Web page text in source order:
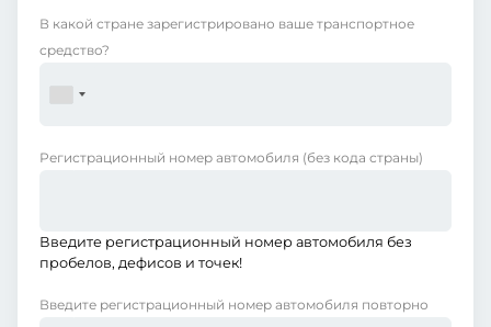
В какой стране зарегистрировано ваше транспортное
средство?
Регистрационный номер автомобиля (без кода страны)
Введите регистрационный номер автомобиля без
пробелов, дефисов и точек!
Введите регистрационный номер автомобиля повторно